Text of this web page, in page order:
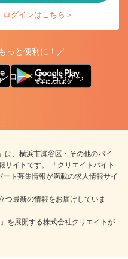
グインはこちら＞
っと便利に！／
ロードはこちらから
は、横浜市瀬谷区・その他のバイ
サイトです。 「クリエイトバイト
ト募集情報が満載の求人情報サイ
つ最新の情報をお届けしていま
を展開する株式会社クリエイトが